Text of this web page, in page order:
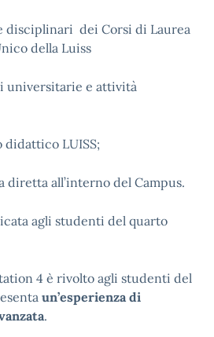
disciplinari dei Corsi di Laurea
della Luiss
universitarie e attività
LUISS;
diretta all’interno del Campus.
agli studenti del quarto
4 è rivolto agli studenti del
un’esperienza di
.